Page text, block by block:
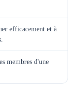
efficacement et à
membres d'une